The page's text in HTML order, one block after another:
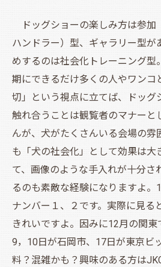
ドッグショーの楽しみ方は参加
ハンドラー）型、ギャラリー型が
めするのは社会化トレーニング型
期にできるだけ多くの人やワンコ
切」という視点に立てば、ドッグ
触れ合うことは観覧者のマナーと
んが、犬がたくさんいる会場の雰
も「犬の社会化」として効果は大
て、画像のような手入れが十分さ
るのも素敵な経験になりますよ。
ナンバー１、２です。実際に見る
きれいですよ。因みに12月の関東
9，10日が石岡市、17日が東京ビ
料？混雑かも？興味のある方は